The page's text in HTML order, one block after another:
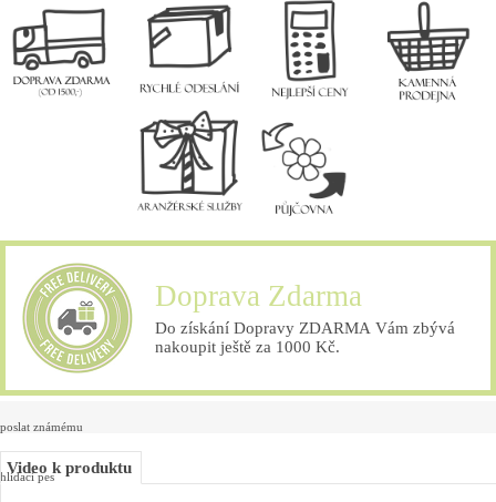
Doprava Zdarma
Do získání Dopravy ZDARMA Vám zbývá
nakoupit ještě za 1000 Kč.
poslat známému
hlídací pes
Video k produktu